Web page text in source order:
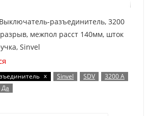
разъединитель, 3200
межпол расст 140мм, шток
Sinvel
x Sinvel SDV
3200 А
Да